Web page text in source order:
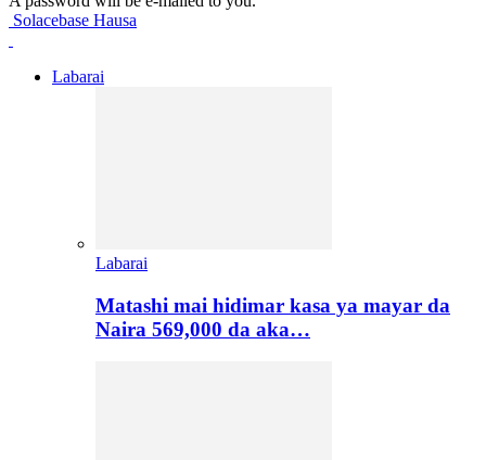
Solacebase Hausa
Labarai
Labarai
Matashi mai hidimar kasa ya mayar da
Naira 569,000 da aka…